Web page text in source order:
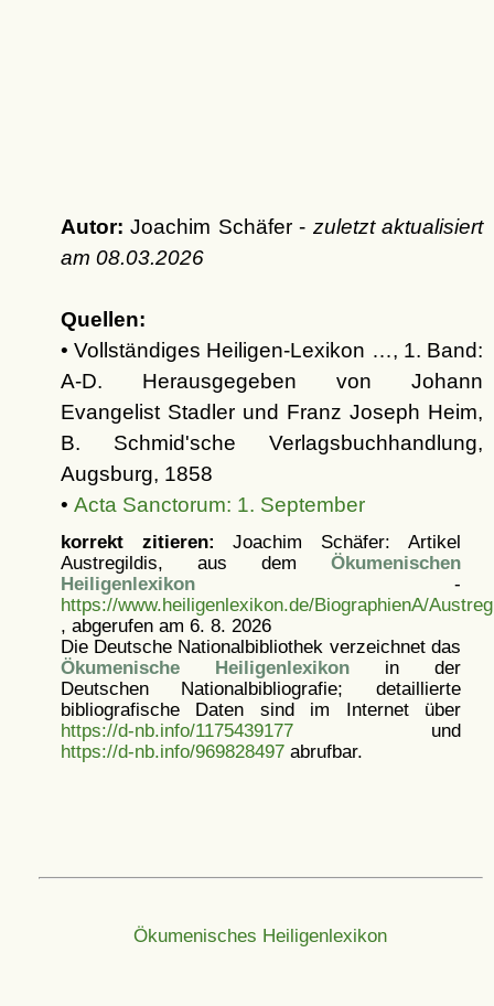
Autor: Joachim Schäfer - zuletzt aktualisiert
am 08.03.2026
Quellen:
• Vollständiges Heiligen-Lexikon …, 1. Band:
A-D. Herausgegeben von Johann
Evangelist Stadler und Franz Joseph Heim,
B. Schmid'sche Verlagsbuchhandlung,
Augsburg, 1858
• Acta Sanctorum: 1. September
korrekt zitieren: Joachim Schäfer: Artikel
Austregildis, aus dem Ökumenischen
Heiligenlexikon-
https://www.heiligenlexikon.de/BiographienA/
, abgerufen am 6. 8. 2026
Die Deutsche Nationalbibliothek verzeichnet das
Ökumenische Heiligenlexikonin der
Deutschen Nationalbibliografie; detaillierte
bibliografische Daten sind im Internet über
https://d-nb.info/1175439177und
https://d-nb.info/969828497abrufbar.
Ökumenisches Heiligenlexikon